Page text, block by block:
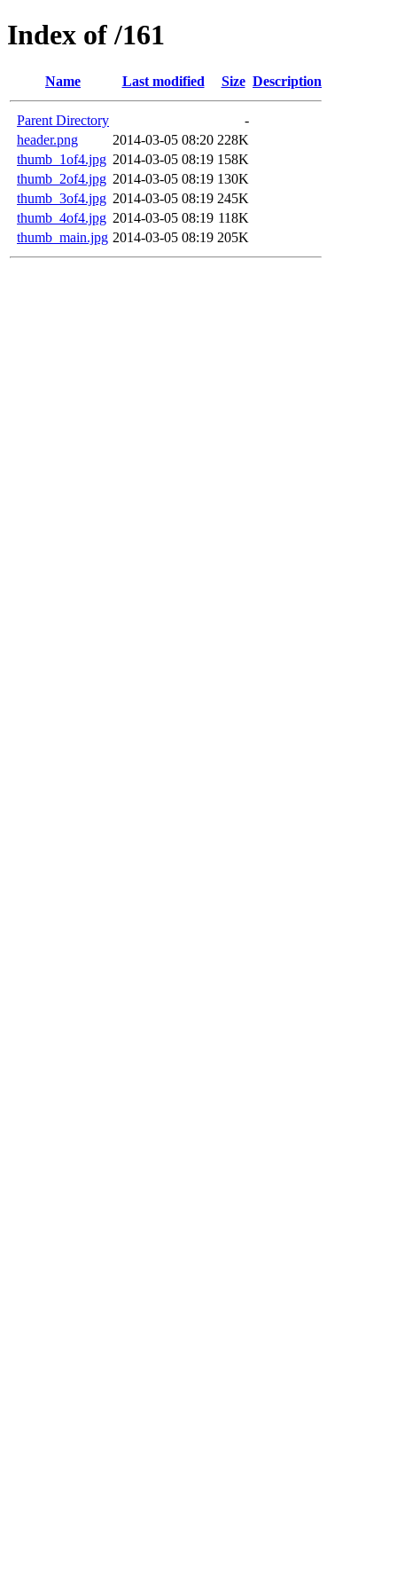
Index of /161
Name Last modified Size Description
Parent Directory
-
header.png
2014-03-05 08:20 228K
thumb_1of4.jpg 2014-03-05 08:19 158K
thumb_2of4.jpg 2014-03-05 08:19 130K
thumb_3of4.jpg 2014-03-05 08:19 245K
thumb_4of4.jpg 2014-03-05 08:19 118K
thumb_main.jpg 2014-03-05 08:19 205K